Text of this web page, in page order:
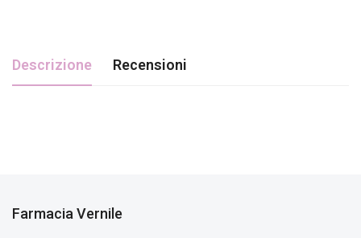
Descrizione Recensioni
Farmacia Vernile